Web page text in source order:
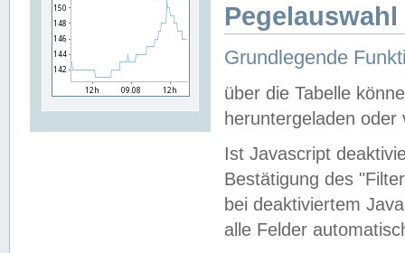
Grundlegende
über die Tabelle
heruntergeladen oder
Ist Javascript
Bestätigung des
bei deaktiviertem
alle Felder